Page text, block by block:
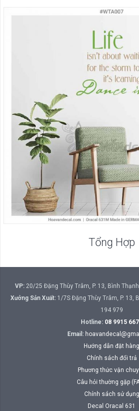
Tổng Hợp
VP:20/25 Đặng Thùy Trâm, P. 13, Bình
Xưởng Sản Xuất: 1/7S Đặng Thùy Trâm, P. 13,
194 979
Hotline: 08 9915
Email:
Hướng dẫn đặt hàng
Chính sách đổi trả
Phương thức vận
Câu hỏi thường gặp
Chính sách sử dụng
Decal Oracal 631